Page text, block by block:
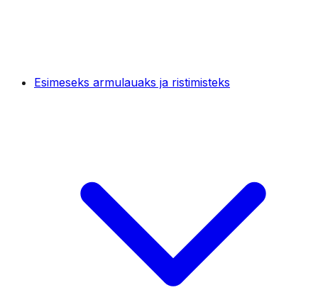
Esimeseks armulauaks ja ristimisteks